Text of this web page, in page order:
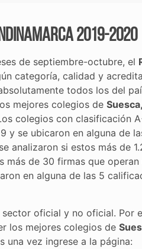
2019-2020
de septiembre-octubre, el
categoría, calidad y
todos los del
mejores colegios de
colegios con clasificación
y se ubicaron en alguna de
analizaron si estos más de
de 30 firmas que operan
en alguna de las 5
oficial y no oficial. Por
los mejores colegios de
una vez ingrese a la página: